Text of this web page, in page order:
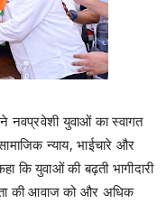
युवाओं का स्वागत
न्याय, भाईचारे और
कि युवाओं की बढ़ती भागीदारी
की आवाज को और अधिक